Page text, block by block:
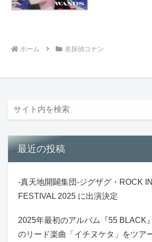
#ZARD #真っ
ホーム 名探偵コナン
最近の投稿
-真天地開闢集団-ジグザグ・ROCK
FESTIVAL 2025 に出演決定
2025年最初のアルバム『55 BLACK
のリード楽曲「イチヌケタ」をツア